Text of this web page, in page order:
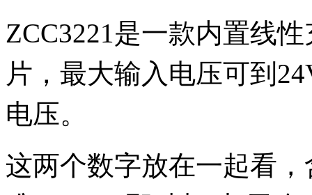
ZCC3221是一款内置线
片，最大输入电压可到
电压。
这两个数字放在一起看